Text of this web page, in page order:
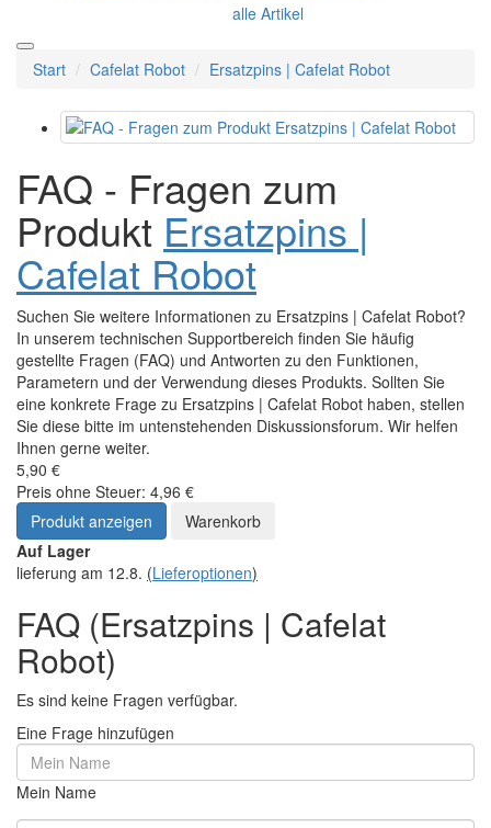
alle Artikel
Start Cafelat Robot Ersatzpins | Cafelat Robot
FAQ - Fragen zum
Produkt Ersatzpins |
Cafelat Robot
Suchen Sie weitere Informationen zu Ersatzpins | Cafelat Robot?
In unserem technischen Supportbereich finden Sie häufig
gestellte Fragen (FAQ) und Antworten zu den Funktionen,
Parametern und der Verwendung dieses Produkts. Sollten Sie
eine konkrete Frage zu Ersatzpins | Cafelat Robot haben, stellen
Sie diese bitte im untenstehenden Diskussionsforum. Wir helfen
Ihnen gerne weiter.
5,90 €
Preis ohne Steuer: 4,96 €
Produkt anzeigen
Warenkorb
Auf Lager
lieferung am 12.8. (Lieferoptionen)
FAQ (Ersatzpins | Cafelat
Robot)
Es sind keine Fragen verfügbar.
Eine Frage hinzufügen
Mein Name